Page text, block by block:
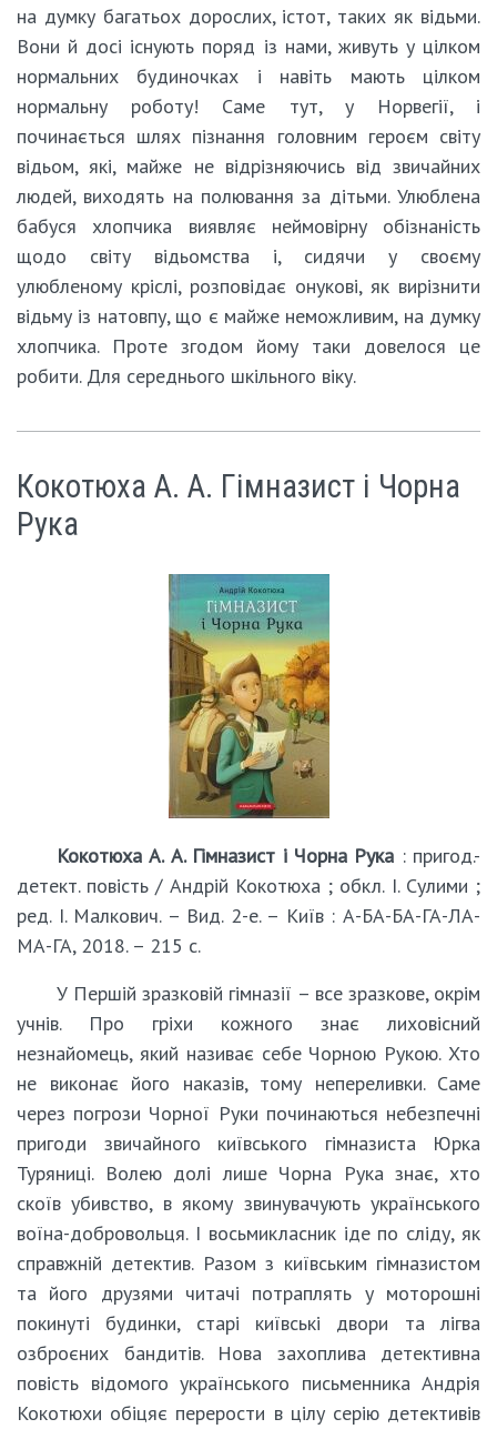
на думку багатьох дорослих, істот, таких як відьми.
Вони й досі існують поряд із нами, живуть у цілком
нормальних будиночках і навіть мають цілком
нормальну роботу! Саме тут, у Норвегії, і
починається шлях пізнання головним героєм світу
відьом, які, майже не відрізняючись від звичайних
людей, виходять на полювання за дітьми. Улюблена
бабуся хлопчика виявляє неймовірну обізнаність
щодо світу відьомства і, сидячи у своєму
улюбленому кріслі, розповідає онукові, як вирізнити
відьму із натовпу, що є майже неможливим, на думку
хлопчика. Проте згодом йому таки довелося це
робити. Для середнього шкільного віку.
Кокотюха А. А. Гімназист і Чорна
Рука
Кокотюха А. А. Гімназист і Чорна Рука : пригод.-
детект. повість / Андрій Кокотюха ; обкл. І. Сулими ;
ред. І. Малкович. – Вид. 2-е. – Київ : А-БА-БА-ГА-ЛА-
МА-ГА, 2018. – 215 с.
У Першій зразковій гімназії – все зразкове, окрім
учнів. Про гріхи кожного знає лиховісний
незнайомець, який називає себе Чорною Рукою. Хто
не виконає його наказів, тому непереливки. Саме
через погрози Чорної Руки починаються небезпечні
пригоди звичайного київського гімназиста Юрка
Туряниці. Волею долі лише Чорна Рука знає, хто
скоїв убивство, в якому звинувачують українського
воїна-добровольця. І восьмикласник іде по сліду, як
справжній детектив. Разом з київським гімназистом
та його друзями читачі потраплять у моторошні
покинуті будинки, старі київські двори та лігва
озброєних бандитів. Нова захоплива детективна
повість відомого українського письменника Андрія
Кокотюхи обіцяє перерости в цілу серію детективів